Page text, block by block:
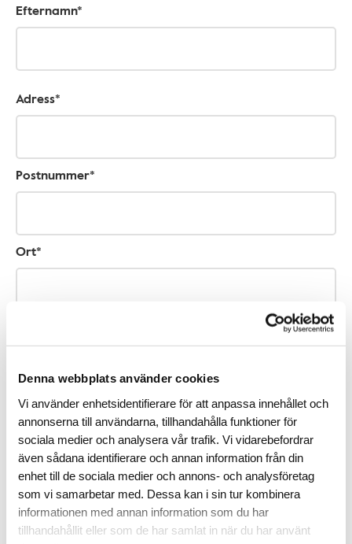
Denna webbplats använder cookies
Vi använder enhetsidentifierare för att anpassa innehållet och
annonserna till användarna, tillhandahålla funktioner för
sociala medier och analysera vår trafik. Vi vidarebefordrar
även sådana identifierare och annan information från din
enhet till de sociala medier och annons- och analysföretag
som vi samarbetar med. Dessa kan i sin tur kombinera
informationen med annan information som du har
tillhandahållit eller som de har samlat in när du har använt
Efternamn*
Adress*
Postnummer*
Ort*
E-post*
Vi kan komma att höra av oss till dig via sms med information om hur du
kan stödja forskningen. Vill du veta mer om hur vi behandlar dina
personuppgifter? Läs mer i vår
dataskyddspolicy